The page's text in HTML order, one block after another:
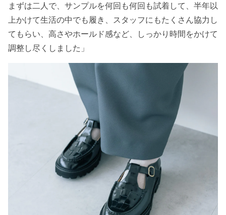
まずは二人で、サンプルを何回も何回も試着して、半年以
上かけて生活の中でも履き、スタッフにもたくさん協力し
てもらい、高さやホールド感など、しっかり時間をかけて
調整し尽くしました」